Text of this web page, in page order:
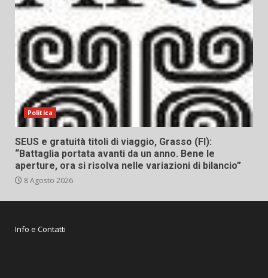
Politica
SEUS e gratuità titoli di viaggio, Grasso (FI):
“Battaglia portata avanti da un anno. Bene le
aperture, ora si risolva nelle variazioni di bilancio”
8 Agosto 2026
Info e Contatti